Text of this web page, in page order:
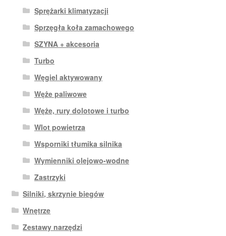
Sprężarki klimatyzacji
Sprzęgła koła zamachowego
SZYNA + akcesoria
Turbo
Węgiel aktywowany
Węże paliwowe
Węże, rury dolotowe i turbo
Wlot powietrza
Wsporniki tłumika silnika
Wymienniki olejowo-wodne
Zastrzyki
Silniki, skrzynie biegów
Wnętrze
Zestawy narzędzi